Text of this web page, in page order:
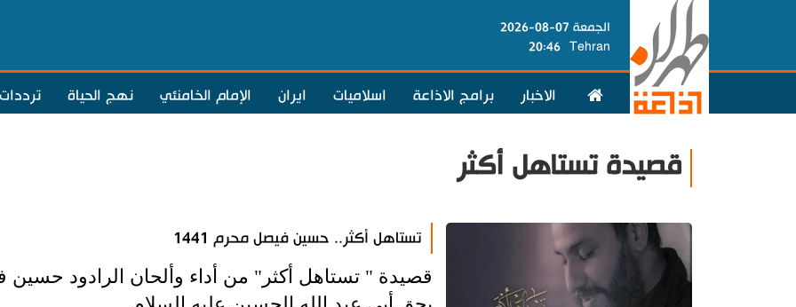
الجمعة 07-08-2026
Tehran
20:46
الاخبار برامج الاذاعة اسلاميات ايران الإمام الخامنئي نهج الحياة ترددات
قصيدة تستاهل أكثر
تستاهل أكثر.. حسين فيصل محرم 1441
قصيدة " تستاهل أكثر" من أداء وألحان الرادود